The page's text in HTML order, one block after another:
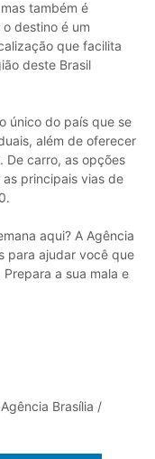
também é
destino é um
que facilita
deste Brasil
único do país que se
além de oferecer
De carro, as opções
principais vias de
aqui? A Agência
para ajudar você que
a sua mala e
Brasília /